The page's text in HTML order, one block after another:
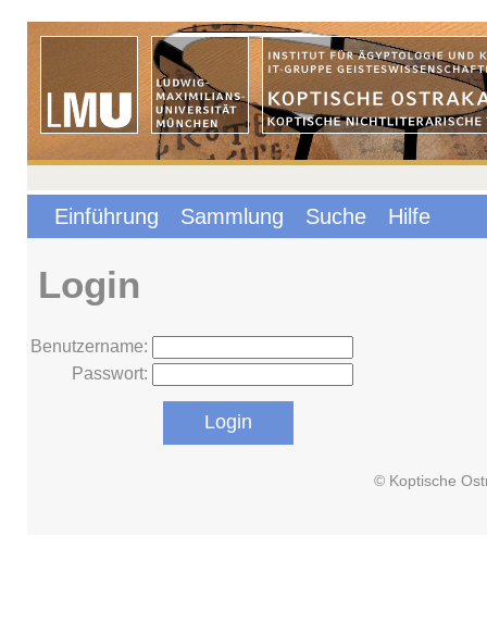
Einführung Sammlung Suche Hilfe
Login
Benutzername:
Passwort:
© Koptische